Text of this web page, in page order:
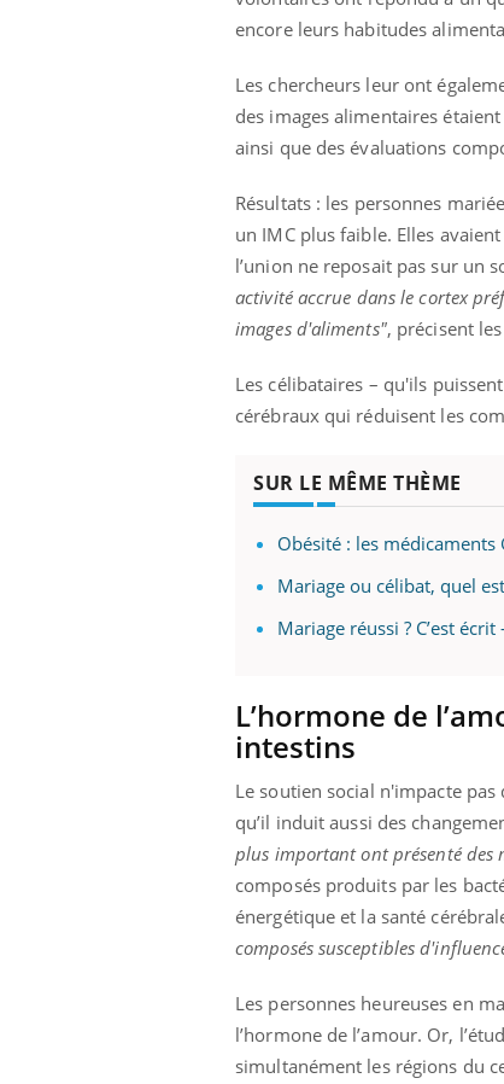
encore leurs habitudes
Les chercheurs leur ont
des images alimentaires
ainsi que des évaluations
Résultats : les personnes
un IMC plus faible. Elles
l’union ne reposait pas sur un
activité accrue dans le cortex
images d'aliments", précisent
Les célibataires – qu'ils
cérébraux qui réduisent les
SUR LE MÊME THÈME
Obésité : les médicaments
Mariage ou célibat, quel
Mariage réussi ? C’est
L’hormone de
intestins
Le soutien social n'impacte pas
qu’il induit aussi des
plus important ont présenté des
composés produits par les
énergétique et la santé
composés susceptibles
Les personnes heureuses en
l’hormone de l’amour. Or,
simultanément les régions du